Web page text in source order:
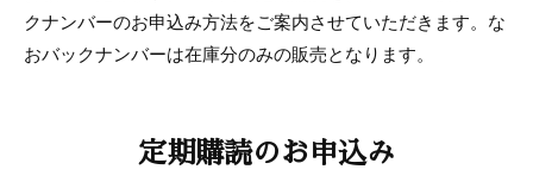
クナンバーのお申込み方法をご案内させていただきます。な
おバックナンバーは在庫分のみの販売となります。
定期購読のお申込み